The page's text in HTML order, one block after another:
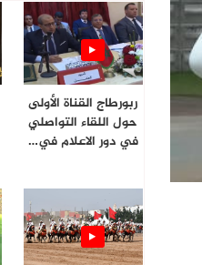
ربورطاج القناة الأولى
حول اللقاء التواصلي
في دور الاعلام في…